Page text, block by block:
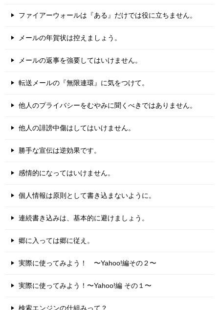
ファイアーウォールは『ある』だけでは役に立ちません。
メールの年賀状は控えましょう。
メールの返事を強要してはいけません。
転送メールの『無限連環』に気をつけて。
他人のプライバシーをむやみに聞くべきではありません。
他人の誹謗中傷はしてはいけません。
勝手な宣伝は逆効果です。
感情的になってはいけません。
個人情報は原則として書き込まないように。
連続書き込みは、基本的に避けましょう。
郷に入っては郷に従え。
実際に使ってみよう！ 〜Yahoo!編その２〜
実際に使ってみよう！〜Yahoo!編 その１〜
検索エンジンの仕組みって？